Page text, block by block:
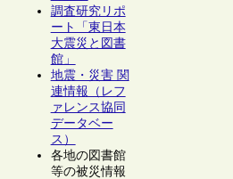
調査研究リポ
ート「東日本
大震災と図書
館」
地震・災害 関
連情報（レフ
ァレンス協同
データベー
ス）
各地の図書館
等の被災情報